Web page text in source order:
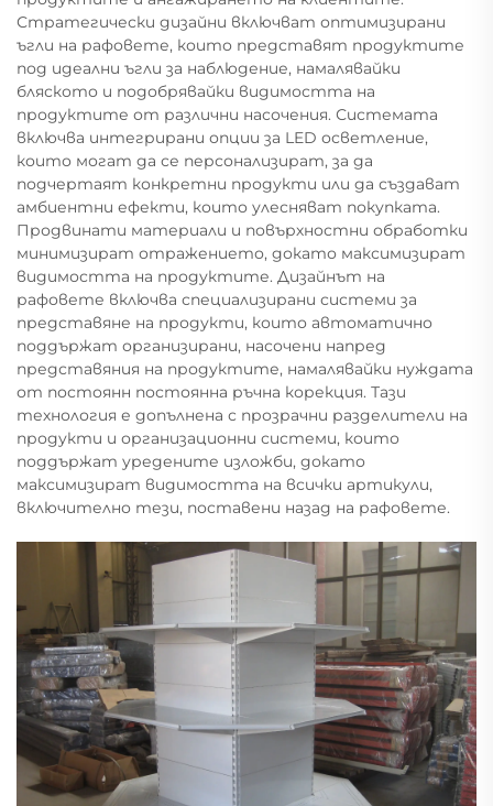
Стратегически дизайни включват оптимизирани
ъгли на рафовете, които представят продуктите
под идеални ъгли за наблюдение, намалявайки
бляското и подобрявайки видимостта на
продуктите от различни насочения. Системата
включва интегрирани опции за LED осветление,
които могат да се персонализират, за да
подчертаят конкретни продукти или да създават
амбиентни ефекти, които улесняват покупката.
Продвинати материали и повърхностни обработки
минимизират отражението, докато максимизират
видимостта на продуктите. Дизайнът на
рафовете включва специализирани системи за
представяне на продукти, които автоматично
поддържат организирани, насочени напред
представяния на продуктите, намалявайки нуждата
от постоянн постоянна ръчна корекция. Тази
технология е допълнена с прозрачни разделители на
продукти и организационни системи, които
поддържат уредените изложби, докато
максимизират видимостта на всички артикули,
включително тези, поставени назад на рафовете.